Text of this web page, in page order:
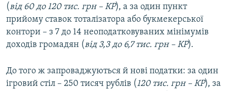
(від 60 до 120 тис. грн – КР), а за один пункт
прийому ставок тоталізатора або букмекерської
контори – з 7 до 14 неоподатковуваних мінімумів
доходів громадян (від 3,3 до 6,7 тис. грн – КР).
До того ж запроваджуються й нові податки: за один
ігровий стіл – 250 тисяч рублів (120 тис. грн – КР), за